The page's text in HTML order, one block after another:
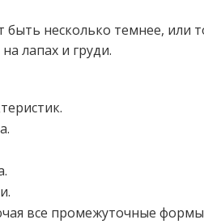
несколько темнее, или
лапах и груди.
все промежуточные